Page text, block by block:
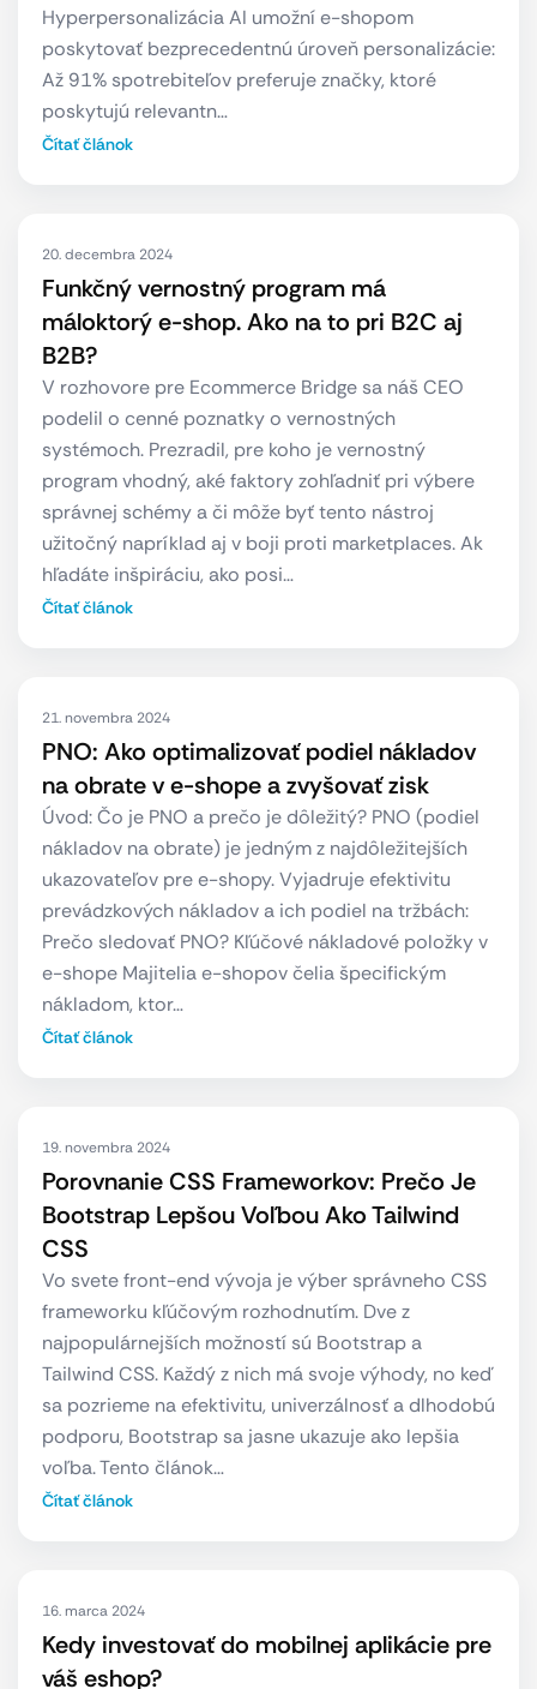
Hyperpersonalizácia AI umožní e-shopom
poskytovať bezprecedentnú úroveň personalizácie:
Až 91% spotrebiteľov preferuje značky, ktoré
poskytujú relevantn…
Čítať článok
20. decembra 2024
Funkčný vernostný program má
máloktorý e-shop. Ako na to pri B2C aj
B2B?
V rozhovore pre Ecommerce Bridge sa náš CEO
podelil o cenné poznatky o vernostných
systémoch. Prezradil, pre koho je vernostný
program vhodný, aké faktory zohľadniť pri výbere
správnej schémy a či môže byť tento nástroj
užitočný napríklad aj v boji proti marketplaces. Ak
hľadáte inšpiráciu, ako posi…
Čítať článok
21. novembra 2024
PNO: Ako optimalizovať podiel nákladov
na obrate v e-shope a zvyšovať zisk
Úvod: Čo je PNO a prečo je dôležitý? PNO (podiel
nákladov na obrate) je jedným z najdôležitejších
ukazovateľov pre e-shopy. Vyjadruje efektivitu
prevádzkových nákladov a ich podiel na tržbách:
Prečo sledovať PNO? Kľúčové nákladové položky v
e-shope Majitelia e-shopov čelia špecifickým
nákladom, ktor…
Čítať článok
19. novembra 2024
Porovnanie CSS Frameworkov: Prečo Je
Bootstrap Lepšou Voľbou Ako Tailwind
CSS
Vo svete front-end vývoja je výber správneho CSS
frameworku kľúčovým rozhodnutím. Dve z
najpopulárnejších možností sú Bootstrap a
Tailwind CSS. Každý z nich má svoje výhody, no keď
sa pozrieme na efektivitu, univerzálnosť a dlhodobú
podporu, Bootstrap sa jasne ukazuje ako lepšia
voľba. Tento článok…
Čítať článok
16. marca 2024
Kedy investovať do mobilnej aplikácie pre
váš eshop?